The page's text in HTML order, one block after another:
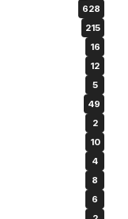
628
215
16
12
5
49
2
10
4
8
6